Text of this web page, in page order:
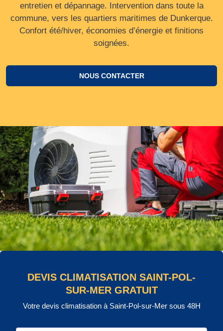
entretien et dépannage. Intervention dans toute la
commune, vers les quartiers maritimes de Dunkerque.
Confort été/hiver, économies d’énergie et finitions
soignées.
NOUS CONTACTER
DEVIS CLIMATISATION SAINT-POL-
SUR-MER GRATUIT
Votre devis climatisation à Saint-Pol-sur-Mer sous 48H